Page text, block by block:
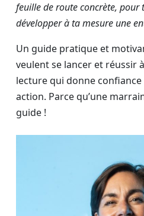
feuille de route concrète, pour
développer à ta mesure une
Un guide pratique et
veulent se lancer et réussir
lecture qui donne confiance
action. Parce qu’une
guide !